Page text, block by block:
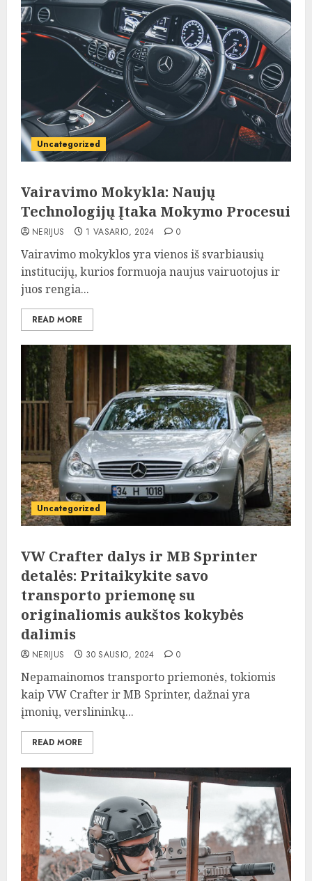
Uncategorized
Vairavimo Mokykla: Naujų
Technologijų Įtaka Mokymo Procesui
NERIJUS 1 VASARIO, 2024 0
Vairavimo mokyklos yra vienos iš svarbiausių
institucijų, kurios formuoja naujus vairuotojus ir
juos rengia...
READ MORE
Uncategorized
VW Crafter dalys ir MB Sprinter
detalės: Pritaikykite savo
transporto priemonę su
originaliomis aukštos kokybės
dalimis
NERIJUS 30 SAUSIO, 2024 0
Nepamainomos transporto priemonės, tokiomis
kaip VW Crafter ir MB Sprinter, dažnai yra
įmonių, verslininkų...
READ MORE